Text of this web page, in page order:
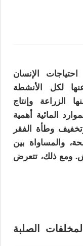
الإنسان
لكل الأنشطة
الزراعة وإنتاج
المائية أهمية
وطأة الفقر
والمساواة بين
ومع ذلك، تتعرض
الصلبة